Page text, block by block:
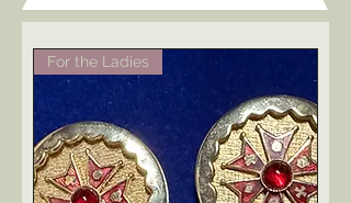
For the Ladies